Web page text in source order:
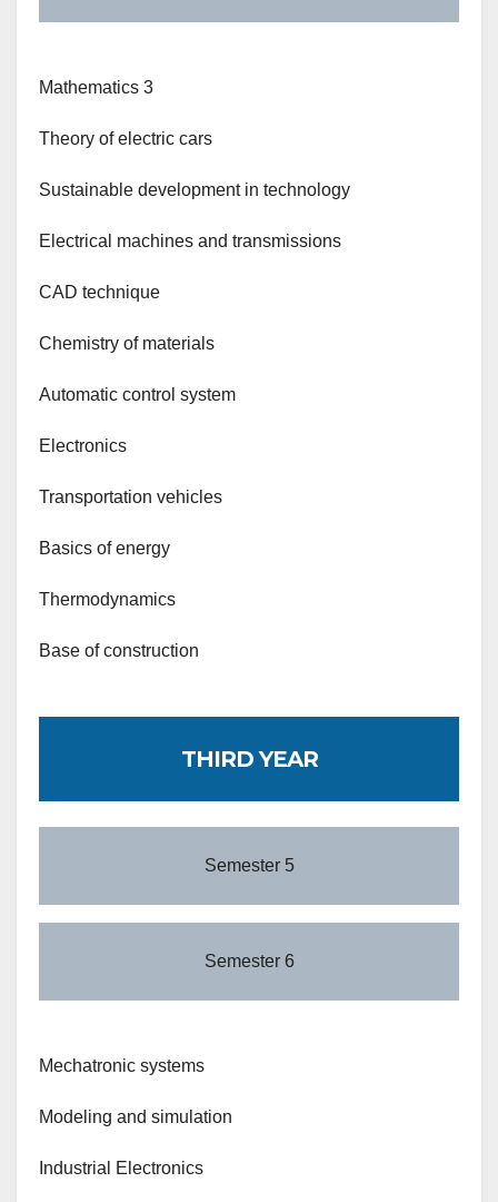
Mathematics 3
Theory of electric cars
Sustainable development in technology
Electrical machines and transmissions
CAD technique
Chemistry of materials
Automatic control system
Electronics
Transportation vehicles
Basics of energy
Thermodynamics
Base of construction
THIRD YEAR
Semester 5
Semester 6
Mechatronic systems
Modeling and simulation
Industrial Electronics